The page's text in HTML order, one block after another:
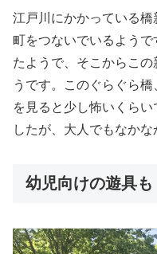
江戸川にかかっている
町をつないでいるよう
たようで、そこからこ
うです。このぐらぐら
を見ると少し怖いくら
したが、大人でもなかな
幼児向けの遊具も